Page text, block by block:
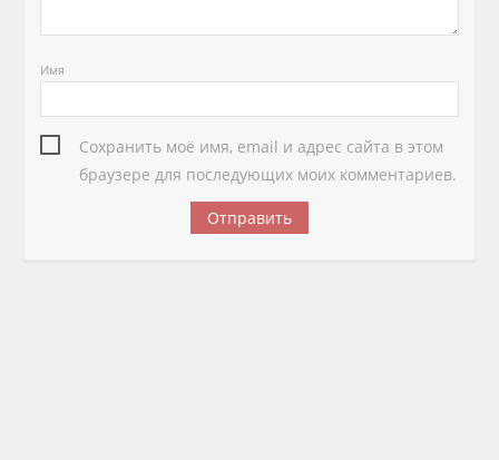
Имя
Сохранить моё имя, email и адрес сайта в этом
браузере для последующих моих комментариев.